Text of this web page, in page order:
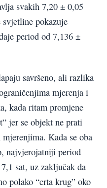
svakih 7,20 ± 0,05
svjetline pokazuje
period od 7,136 ±
savršeno, ali razlika
mjerenja i
kada ritam promjene
jer se objekt ne prati
Kada se oba
najvjerojatniji period
sat, uz zaključak da
polako “crta krug” oko